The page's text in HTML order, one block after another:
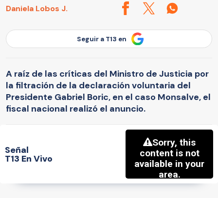
Daniela Lobos J.
Seguir a T13 en
A raíz de las críticas del Ministro de Justicia por
la filtración de la declaración voluntaria del
Presidente Gabriel Boric, en el caso Monsalve, el
fiscal nacional realizó el anuncio.
Señal
T13 En Vivo